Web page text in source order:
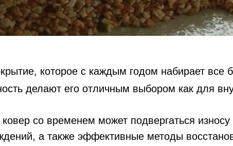
которое с каждым годом набирает все
делают его отличным выбором как для
со временем может подвергаться
а также эффективные методы